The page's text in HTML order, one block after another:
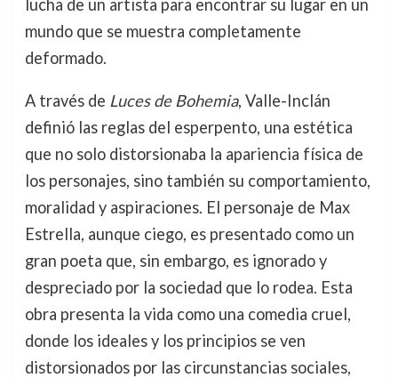
lucha de un artista para encontrar su lugar en un
mundo que se muestra completamente
deformado.
A través de Luces de Bohemia, Valle-Inclán
definió las reglas del esperpento, una estética
que no solo distorsionaba la apariencia física de
los personajes, sino también su comportamiento,
moralidad y aspiraciones. El personaje de Max
Estrella, aunque ciego, es presentado como un
gran poeta que, sin embargo, es ignorado y
despreciado por la sociedad que lo rodea. Esta
obra presenta la vida como una comedia cruel,
donde los ideales y los principios se ven
distorsionados por las circunstancias sociales,